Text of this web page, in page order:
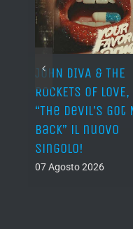
JOHN DIVA & THE
ROCKETS OF
“The Devil’s Got
Back” il nuovo
singolo!
07 Agosto 2026